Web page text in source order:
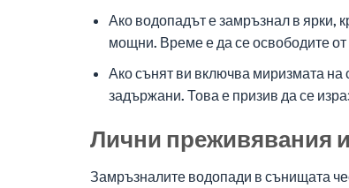
Ако водопадът е замръзнал в ярки,
мощни. Време е да се освободите от
Ако сънят ви включва миризмата на
задържани. Това е призив да се
Лични преживявания
Замръзналите водопади в сънищата